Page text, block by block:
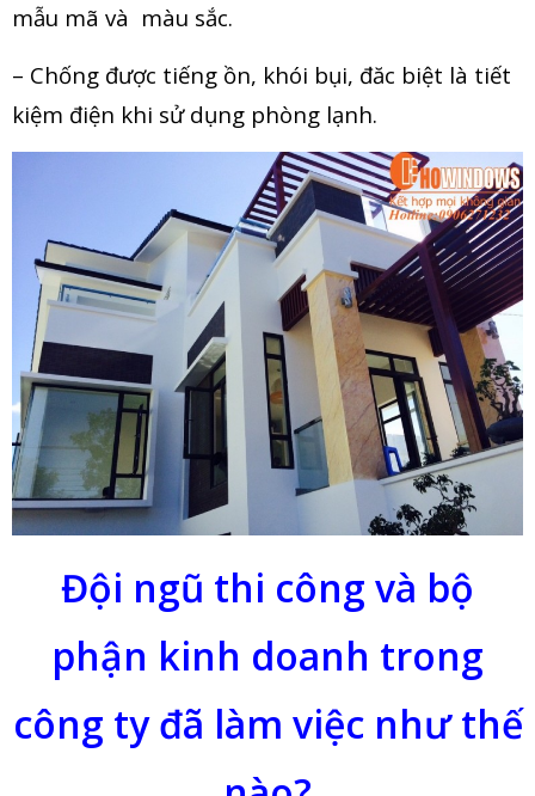
mẫu mã và màu sắc.
– Chống được tiếng ồn, khói bụi, đăc biệt là tiết
kiệm điện khi sử dụng phòng lạnh.
Đội ngũ thi công và bộ
phận kinh doanh trong
công ty đã làm việc như thế